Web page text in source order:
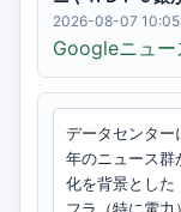
2026-08-07
Googleニュー